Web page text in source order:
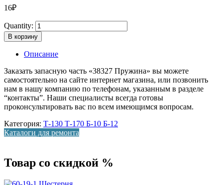
16₽
Quantity:
В корзину
Описание
Заказать запасную часть «38327 Пружина» вы можете
самостоятельно на сайте интернет магазина, или позвонить
нам в нашу компанию по телефонам, указанным в разделе
“контакты”. Наши специалисты всегда готовы
проконсультировать вас по всем имеющимся вопросам.
Категория: Т-130 Т-170 Б-10 Б-12
Каталоги для ремонта
Товар со скидкой %